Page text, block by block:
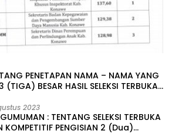
PENETAPAN NAMA – NAMA YANG
(TIGA) BESAR HASIL SELEKSI TERBUKA
DAERAH KABUPATEN KONAWE
2023
: TENTANG SELEKSI TERBUKA
KOMPETITIF PENGISIAN 2 (Dua)